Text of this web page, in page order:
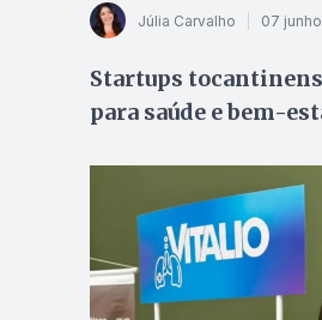
Júlia Carvalho 07
Startups
para saúde e bem-